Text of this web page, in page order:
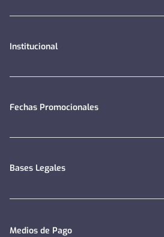
Institucional
Fechas Promocionales
Bases Legales
Medios de Pago